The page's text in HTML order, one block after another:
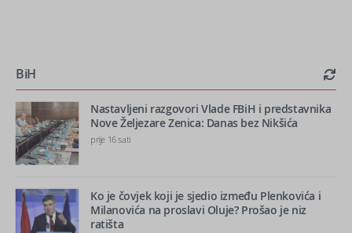
BiH
Nastavljeni razgovori Vlade FBiH i predstavnika
Nove Željezare Zenica: Danas bez Nikšića
prije 16 sati
Ko je čovjek koji je sjedio između Plenkovića i
Milanovića na proslavi Oluje? Prošao je niz
ratišta